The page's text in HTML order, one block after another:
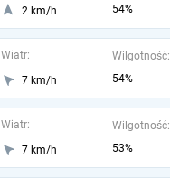
2 km/h
54%
Wiatr:
7 km/h
Wilgotność:
54%
Wiatr:
7 km/h
Wilgotność:
53%